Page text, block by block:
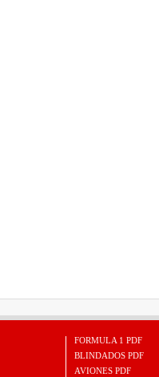
FORMULA 1 PDF
BLINDADOS PDF
AVIONES PDF